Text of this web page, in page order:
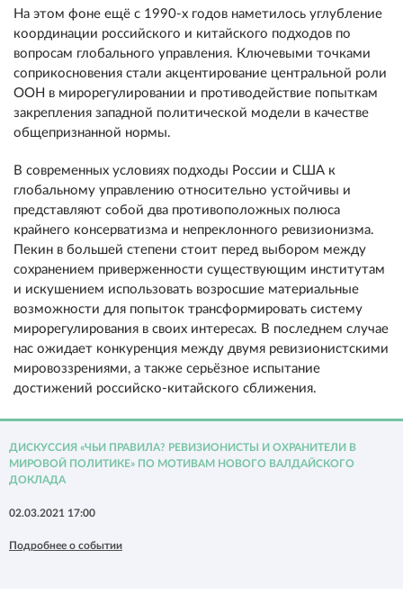
На этом фоне ещё с 1990-х годов наметилось углубление
координации российского и китайского подходов по
вопросам глобального управления. Ключевыми точками
соприкосновения стали акцентирование центральной роли
ООН в мирорегулировании и противодействие попыткам
закрепления западной политической модели в качестве
общепризнанной нормы.
В современных условиях подходы России и США к
глобальному управлению относительно устойчивы и
представляют собой два противоположных полюса
крайнего консерватизма и непреклонного ревизионизма.
Пекин в большей степени стоит перед выбором между
сохранением приверженности существующим институтам
и искушением использовать возросшие материальные
возможности для попыток трансформировать систему
мирорегулирования в своих интересах. В последнем случае
нас ожидает конкуренция между двумя ревизионистскими
мировоззрениями, а также серьёзное испытание
достижений российско-китайского сближения.
ДИСКУССИЯ «ЧЬИ ПРАВИЛА? РЕВИЗИОНИСТЫ И ОХРАНИТЕЛИ В
МИРОВОЙ ПОЛИТИКЕ» ПО МОТИВАМ НОВОГО ВАЛДАЙСКОГО
ДОКЛАДА
02.03.2021 17:00
Подробнее о событии